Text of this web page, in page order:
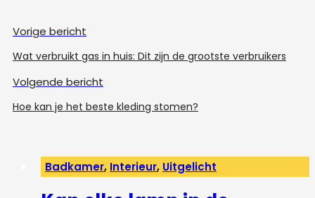
Vorige bericht
Wat verbruikt gas in huis: Dit zijn de grootste verbruikers
Volgende bericht
Hoe kan je het beste kleding stomen?
Badkamer, Interieur, Uitgelicht